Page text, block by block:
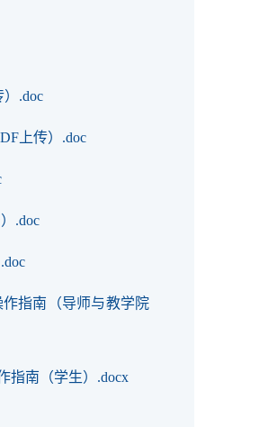
.doc
上传）.doc
.doc
指南（导师与教学院
指南（学生）.docx